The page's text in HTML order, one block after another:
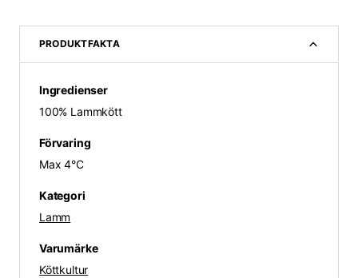
PRODUKTFAKTA
Ingredienser
100% Lammkött
Förvaring
Max 4°C
Kategori
Lamm
Varumärke
Köttkultur